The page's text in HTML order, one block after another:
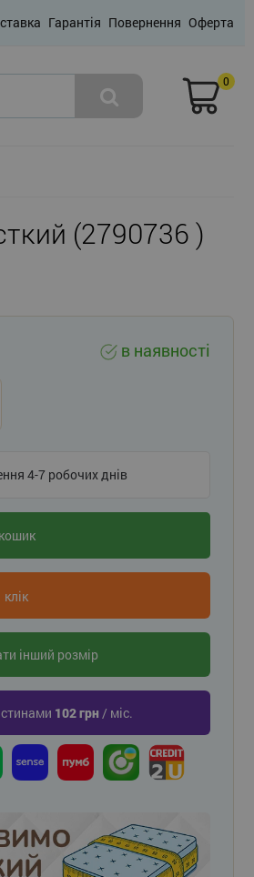
Гарантія Повернення Оферта
0
(2790736 )
в наявності
4-7 робочих днів
інший розмір
102 грн/ міс.